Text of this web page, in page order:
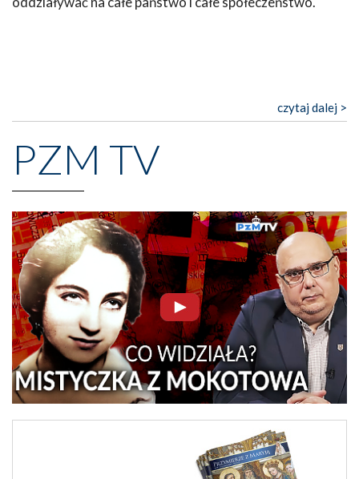
czytaj dalej >
PZM TV